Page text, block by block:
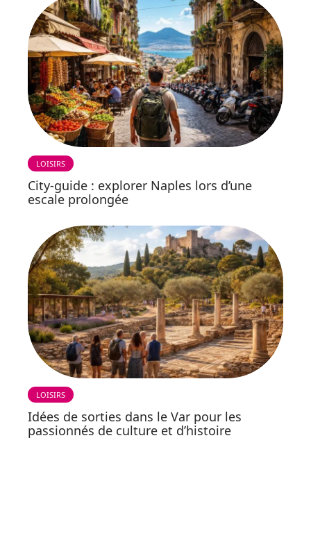
LOISIRS
City-guide : explorer Naples lors d’une
escale prolongée
LOISIRS
Idées de sorties dans le Var pour les
passionnés de culture et d’histoire